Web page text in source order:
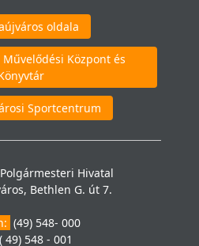
oldala
Központ és
Sportcentrum
Hivatal
Bethlen G. út 7.
(49) 548- 000
( 49) 548 - 001